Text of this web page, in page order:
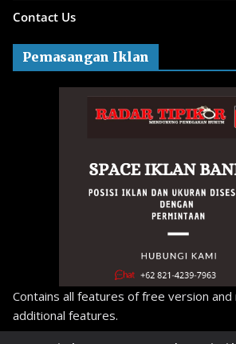
Contact Us
Pemasangan Iklan
Contains all features of free version and
additional features.